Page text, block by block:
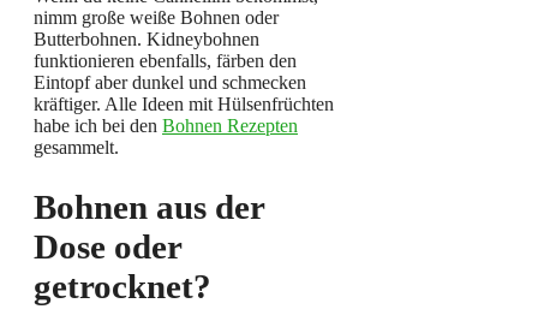
nimm große weiße Bohnen oder
Butterbohnen. Kidneybohnen
funktionieren ebenfalls, färben den
Eintopf aber dunkel und schmecken
kräftiger. Alle Ideen mit Hülsenfrüchten
habe ich bei den Bohnen Rezepten
gesammelt.
Bohnen aus der
Dose oder
getrocknet?